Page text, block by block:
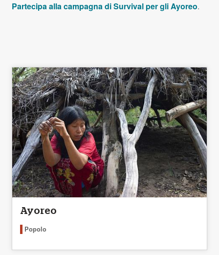
Partecipa alla campagna di Survival per gli Ayoreo.
Ayoreo
Popolo